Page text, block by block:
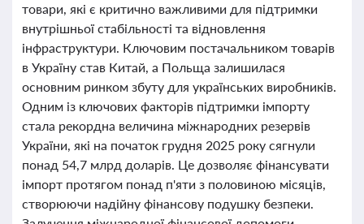
товари, які є критично важливими для підтримки
внутрішньої стабільності та відновлення
інфраструктури. Ключовим постачальником товарів
в Україну став Китай, а Польща залишилася
основним ринком збуту для українських виробників.
Одним із ключових факторів підтримки імпорту
стала рекордна величина міжнародних резервів
України, які на початок грудня 2025 року сягнули
понад 54,7 млрд доларів. Це дозволяє фінансувати
імпорт протягом понад п'яти з половиною місяців,
створюючи надійну фінансову подушку безпеки.